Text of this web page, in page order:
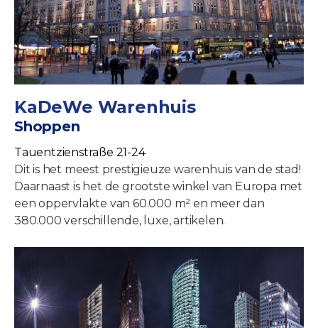
KaDeWe Warenhuis
Shoppen
Tauentzienstraße 21-24
Dit is het meest prestigieuze warenhuis van de stad!
Daarnaast is het de grootste winkel van Europa met
een oppervlakte van 60.000 m² en meer dan
380.000 verschillende, luxe, artikelen.